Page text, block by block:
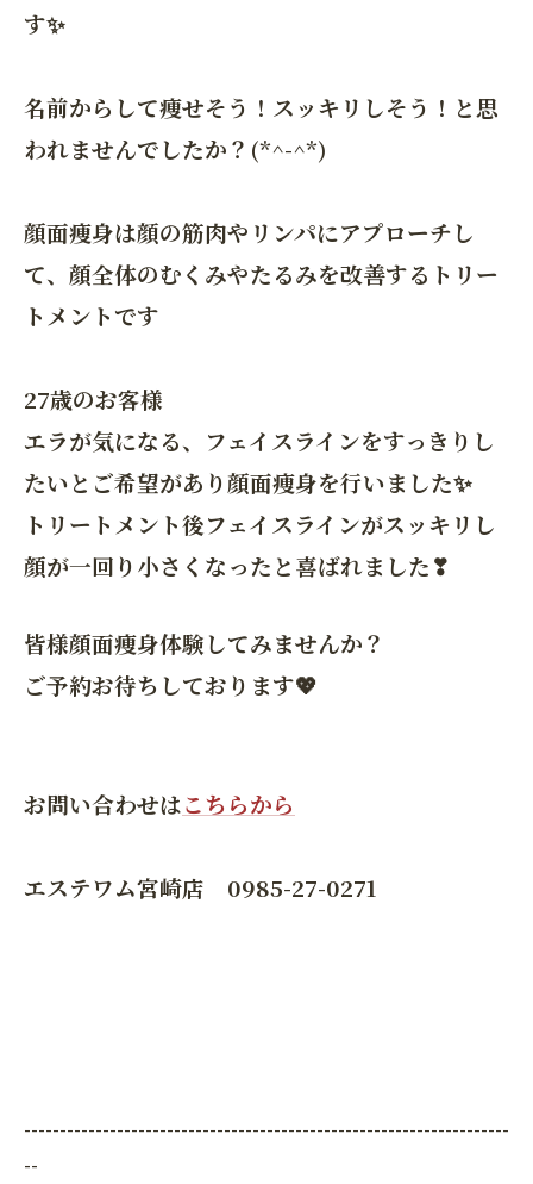
す✨
名前からして痩せそう！スッキリしそう！と思
われませんでしたか？(*^-^*)
顔面痩身は顔の筋肉やリンパにアプローチし
て、顔全体のむくみやたるみを改善するトリー
トメントです
27歳のお客様
エラが気になる、フェイスラインをすっきりし
たいとご希望があり顔面痩身を行いました✨
トリートメント後フェイスラインがスッキリし
顔が一回り小さくなったと喜ばれました❣
皆様顔面痩身体験してみませんか？
ご予約お待ちしております💖
お問い合わせはこちらから
エステワム宮崎店 0985-27-0271
--------------------------------------------------------------------
--